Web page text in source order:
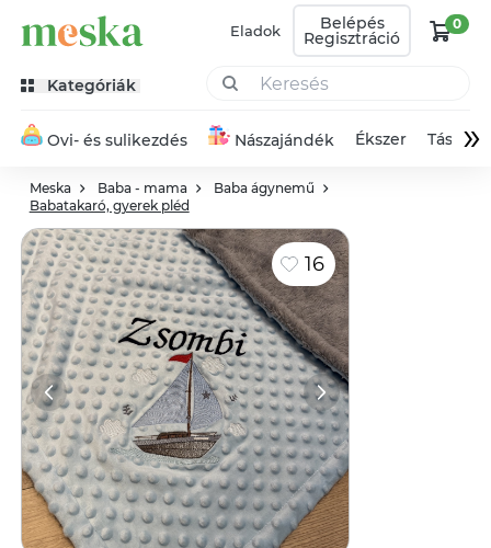
Eladok Belépés
Regisztráció
0
Kategóriák
Ovi- és sulikezdés Nászajándék Ékszer Táska»
Meska Baba - mama
Baba ágynemű
Babatakaró, gyerek pléd
16